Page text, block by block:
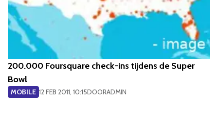
200.000 Foursquare check-ins tijdens de Super
Bowl
MOBILE 12 FEB 2011, 10:15DOORADMIN